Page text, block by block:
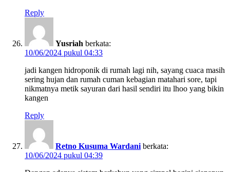
Reply
Yusriah berkata:
10/06/2024 pukul 04:33
jadi kangen hidroponik di rumah lagi nih, sayang cuaca masih
sering hujan dan rumah cuman kebagian matahari sore, tapi
nikmatnya metik sayuran dari hasil sendiri itu lhoo yang bikin
kangen
Reply
Retno Kusuma Wardani berkata:
10/06/2024 pukul 04:39